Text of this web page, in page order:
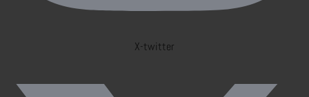
X-twitter